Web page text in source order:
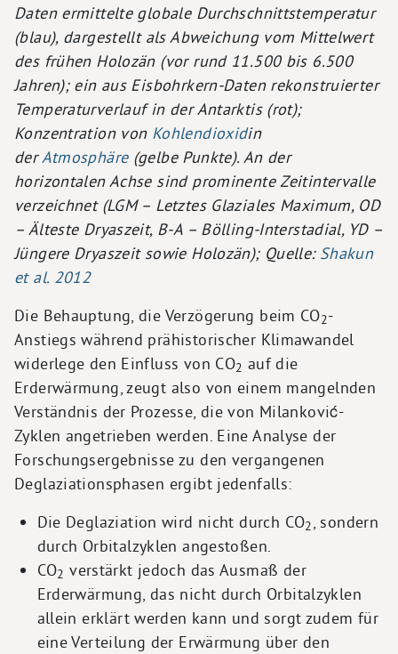
Daten ermittelte globale Durchschnittstemperatur
(blau), dargestellt als Abweichung vom Mittelwert
des frühen Holozän (vor rund 11.500 bis 6.500
Jahren); ein aus Eisbohrkern-Daten rekonstruierter
Temperaturverlauf in der Antarktis (rot);
Konzentration von Kohlendioxidin
derAtmosphäre(gelbe Punkte). An der
horizontalen Achse sind prominente Zeitintervalle
verzeichnet (LGM – Letztes Glaziales Maximum, OD
– Älteste Dryaszeit, B-A – Bölling-Interstadial, YD –
Jüngere Dryaszeit sowie Holozän); Quelle: Shakun
et al. 2012
Die Behauptung, die Verzögerung beim CO2-
Anstiegs während prähistorischer Klimawandel
widerlege den Einfluss von CO2 auf die
Erderwärmung, zeugt also von einem mangelnden
Verständnis der Prozesse, die von Milanković-
Zyklen angetrieben werden. Eine Analyse der
Forschungsergebnisse zu den vergangenen
Deglaziationsphasen ergibt jedenfalls:
Die Deglaziation wird nicht durch CO2, sondern
durch Orbitalzyklen angestoßen.
CO2 verstärkt jedoch das Ausmaß der
Erderwärmung, das nicht durch Orbitalzyklen
allein erklärt werden kann und sorgt zudem für
eine Verteilung der Erwärmung über den